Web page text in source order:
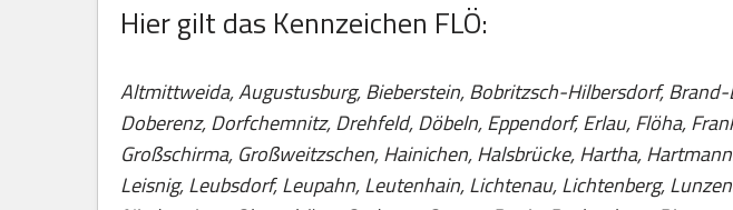
Hier gilt das Kennzeichen FLÖ:
Altmittweida, Augustusburg, Bieberstein, Bobritzsch-Hilbersdorf,
Doberenz, Dorfchemnitz, Drehfeld, Döbeln, Eppendorf, Erlau, Flöha,
Großschirma, Großweitzschen, Hainichen, Halsbrücke, Hartha,
Leisnig, Leubsdorf, Leupahn, Leutenhain, Lichtenau, Lichtenberg,